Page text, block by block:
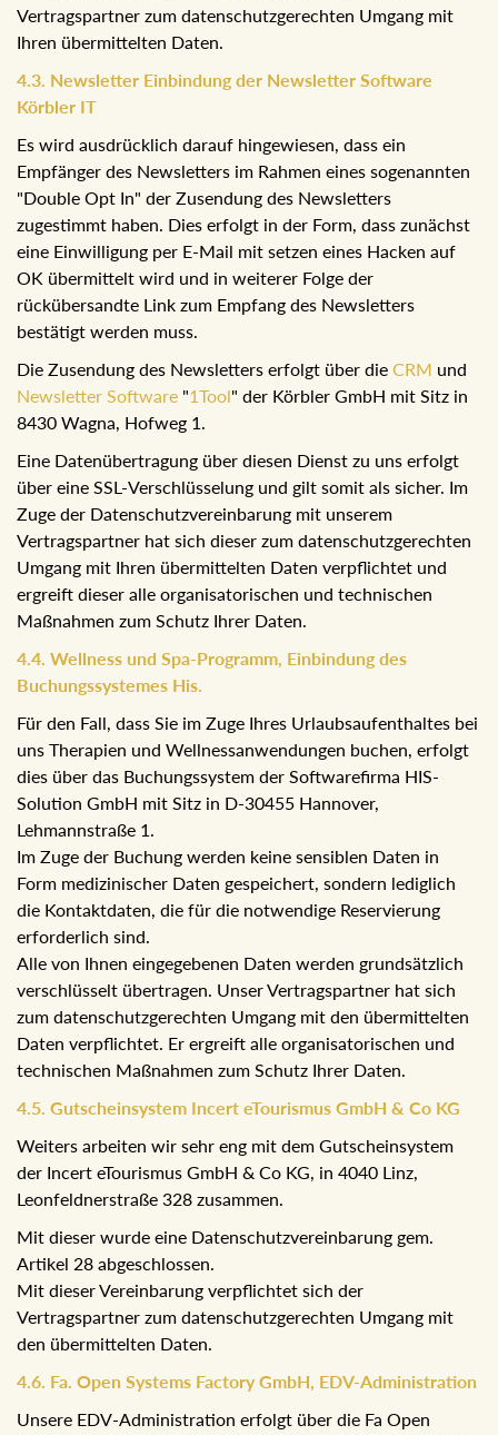
Hotelsoftware Fa. Protel Hotelsoftware GmbH mit Sitz in
44269 Dortmund gespeichert, mit welcher eine
abgeschlossen wurde. In dieser Vereinbarung verpflichtet
Umgang mit Ihren übermittelten Daten.
4.3. Newsletter Einbindung der Newsletter Software
Es wird ausdrücklich darauf hingewiesen, dass ein
Empfänger des Newsletters im Rahmen eines
sogenannten "Double Opt In" der Zusendung des
Newsletters zugestimmt haben. Dies erfolgt in der Form,
eines Hacken auf OK übermittelt wird und in weiterer Folge
bestätigt werden muss.
Die Zusendung des Newsletters erfolgt über die
und
" der Körbler GmbH mit Sitz in
8430 Wagna, Hofweg 1.
Eine Datenübertragung über diesen Dienst zu uns erfolgt
über eine SSL-Verschlüsselung und gilt somit als sicher.
Im Zuge der Datenschutzvereinbarung mit unserem
Umgang mit Ihren übermittelten Daten verpflichtet und
ergreift dieser alle organisatorischen und technischen
Maßnahmen zum Schutz Ihrer Daten.
4.4. Wellness und Spa-Programm, Einbindung des
Buchungssystemes His.
Für den Fall, dass Sie im Zuge Ihres Urlaubsaufenthaltes
bei uns Therapien und Wellnessanwendungen buchen,
erfolgt dies über das Buchungssystem der Softwarefirma
HIS- Solution GmbH mit Sitz in D-30455 Hannover,
Lehmannstraße 1.
Im Zuge der Buchung werden keine sensiblen Daten in
Form medizinischer Daten gespeichert, sondern lediglich
die Kontaktdaten, die für die notwendige Reservierung
erforderlich sind.
Alle von Ihnen eingegebenen Daten werden grundsätzlich
zum datenschutzgerechten Umgang mit den übermittelten
Daten verpflichtet. Er ergreift alle organisatorischen und
technischen Maßnahmen zum Schutz Ihrer Daten.
KG
Weiters arbeiten wir sehr eng mit dem Gutscheinsystem
der Incert eTourismus GmbH & Co KG, in 4040 Linz,
Leonfeldnerstraße 328 zusammen.
Artikel 28 abgeschlossen.
Mit dieser Vereinbarung verpflichtet sich der